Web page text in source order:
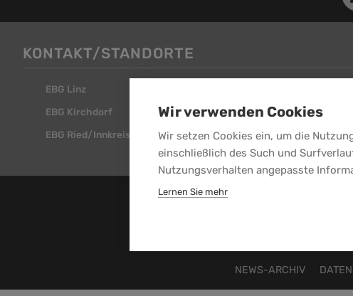
Wir verwenden Cookies
Wir setzen Cookies ein, um die
einschließlich des Such und
Nutzungsverhalten angepasste
Lernen Sie mehr
KONTAKT/STANDORTE
EBG Linz
EBG Kirchdorf
EBG Attnang-
EBG Ried/Innkreis
NEWS-ARCHIV